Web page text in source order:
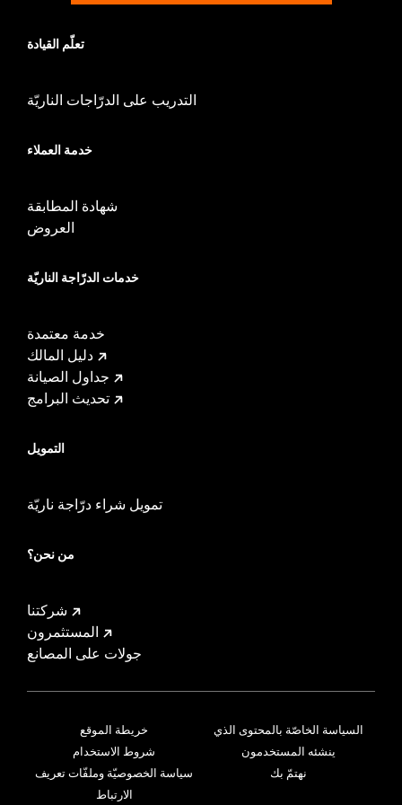
for some models. Handlebar height is regulated in many
locations. Check local laws to ensure your motorcycle
تعلّم القيادة
التدريب على الدرّاجات الناريّة
خدمة العملاء
شهادة المطابقة
العروض
خدمات الدرّاجة الناريّة
خدمة معتمدة
دليل المالك
جداول الصيانة
تحديث البرامج
التمويل
تمويل شراء درّاجة ناريّة
من نحن؟
شركتنا
المستثمرون
جولات على المصانع
خريطة الموقع
شروط الاستخدام
سياسة الخصوصيّة وملفّات تعريف
الارتباط
السياسة الخاصّة بالمحتوى الذي
ينشئه المستخدمون
نهتمّ بك